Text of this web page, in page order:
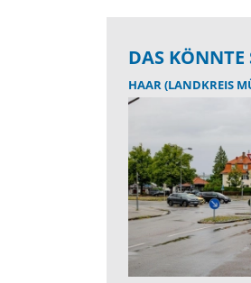
DAS KÖNNTE
HAAR (LANDKREIS